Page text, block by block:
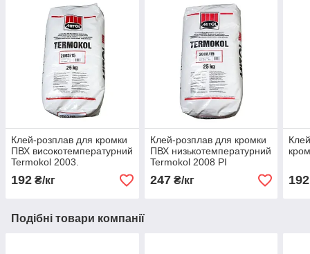
Клей-розплав для кромки
ПВХ високотемпературний
Termokol 2003.
192 ₴/кг
Клей-розплав для кромки
ПВХ низькотемпературний
Termokol 2008 PI
247₴/кг 192
Подібні товари компанії